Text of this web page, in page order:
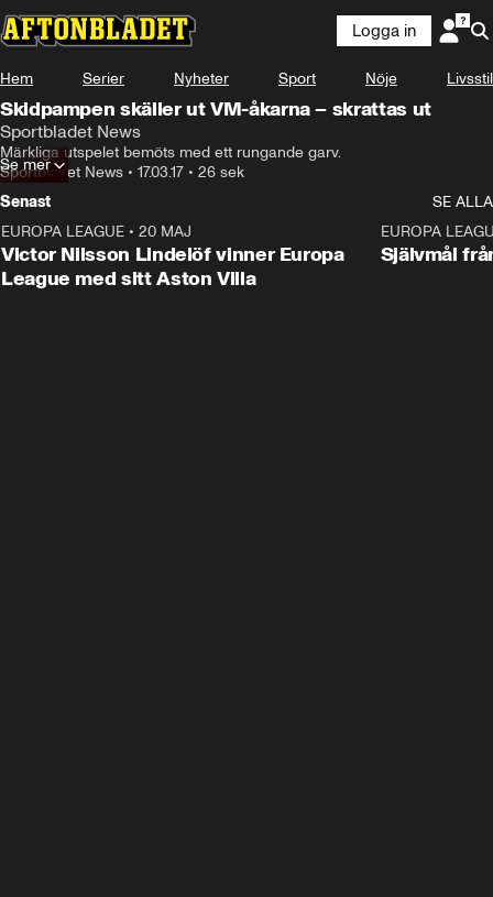
Logga in
Hem Serier Nyheter Sport Nöje Livsstil
Skidpampen skäller ut VM-åkarna – skrattas ut
Sportbladet News
Märkliga utspelet bemöts med ett rungande garv.
Sportbladet News • 17.03.17 • 26 sek
Se mer
Senast
SE ALLA
EUROPA LEAGUE • 20 MAJ
Victor Nilsson Lindelöf vinner Europa
League med sitt Aston Villa
EUROPA
Självmål